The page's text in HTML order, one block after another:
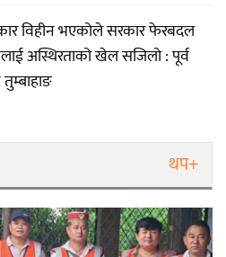
विहीन भएकोले सरकार फेरबदल
अस्थिरताको खेल सजिलो : पूर्व
थप+